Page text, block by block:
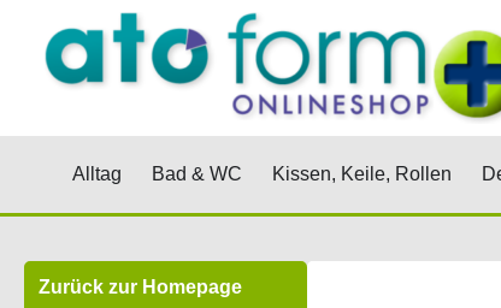
springen
Alltag Öffne Alltag
Bad & WC Öffne Bad & WC
Kissen, Keile, Rollen
Zurück zur Homepage